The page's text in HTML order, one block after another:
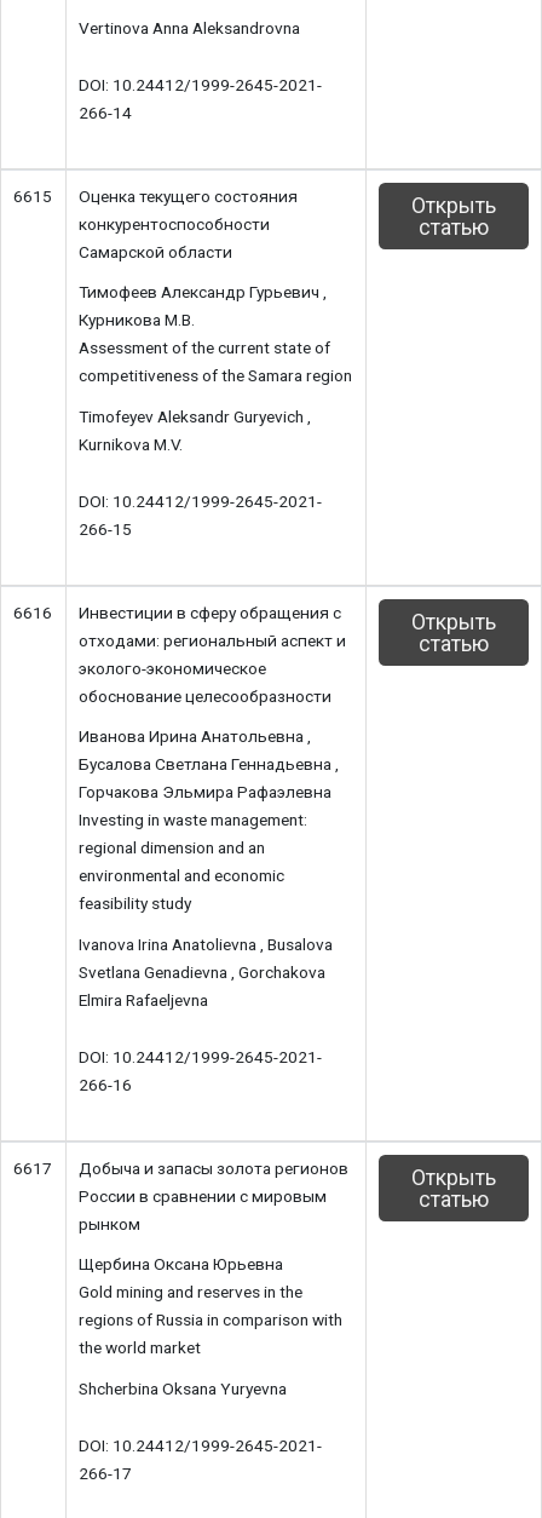
Vertinova Anna Aleksandrovna
DOI: 10.24412/1999-2645-2021-
266-14
6615
Оценка текущего состояния
конкурентоспособности
Самарской области
Тимофеев Александр Гурьевич ,
Курникова М.В.
Assessment of the current state of
competitiveness of the Samara region
Timofeyev Aleksandr Guryevich ,
Kurnikova M.V.
DOI: 10.24412/1999-2645-2021-
266-15
Открыть
статью
6616
Инвестиции в сферу обращения с
отходами: региональный аспект и
эколого-экономическое
обоснование целесообразности
Иванова Ирина Анатольевна ,
Бусалова Светлана Геннадьевна ,
Горчакова Эльмира Рафаэлевна
Investing in waste management:
regional dimension and an
environmental and economic
feasibility study
Ivanova Irina Anatolievna , Busalova
Svetlana Genadievna , Gorchakova
Elmira Rafaeljevna
DOI: 10.24412/1999-2645-2021-
266-16
Открыть
статью
6617
Добыча и запасы золота регионов
России в сравнении с мировым
рынком
Щербина Оксана Юрьевна
Gold mining and reserves in the
regions of Russia in comparison with
the world market
Shcherbina Oksana Yuryevna
DOI: 10.24412/1999-2645-2021-
266-17
Открыть
статью